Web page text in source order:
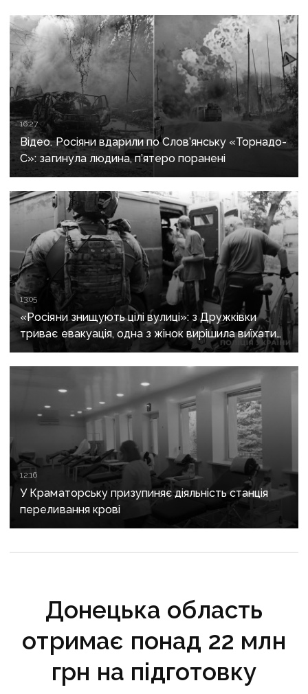
16:27
Відео. Росіяни вдарили по Слов’янську «Торнадо-
С»: загинула людина, п’ятеро поранені
13:05
«Росіяни знищують цілі вулиці»: з Дружківки
триває евакуація, одна з жінок вирішила виїхати
після загибелі чоловіка
12:16
У Краматорську призупиняє діяльність станція
переливання крові
Донецька область
отримає понад 22 млн
грн на підготовку